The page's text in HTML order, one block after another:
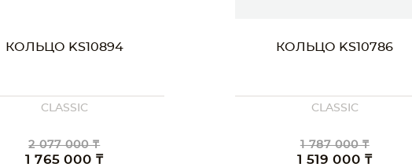
КОЛЬЦО KS10894
CLASSIC
2 077 000 ₸
1 765 000 ₸
КОЛЬЦО KS10786
CLASSIC
1 787 000 ₸
1 519 000 ₸